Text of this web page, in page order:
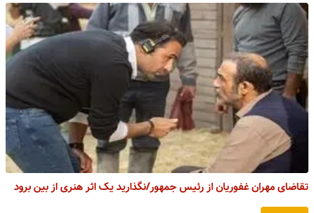
تقاضای مهران غفوریان از رئیس جمهور/نگذارید یک اثر هنری از بین برود